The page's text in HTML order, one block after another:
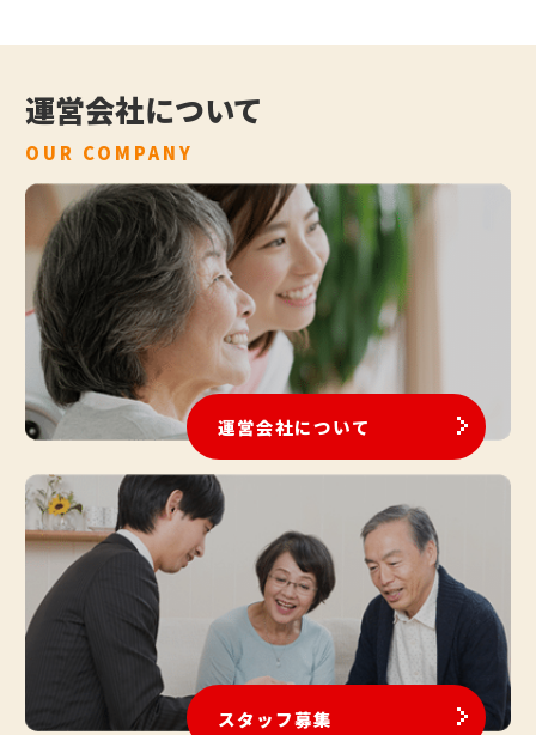
運営会社について
OUR COMPANY
運営会社について
スタッフ募集